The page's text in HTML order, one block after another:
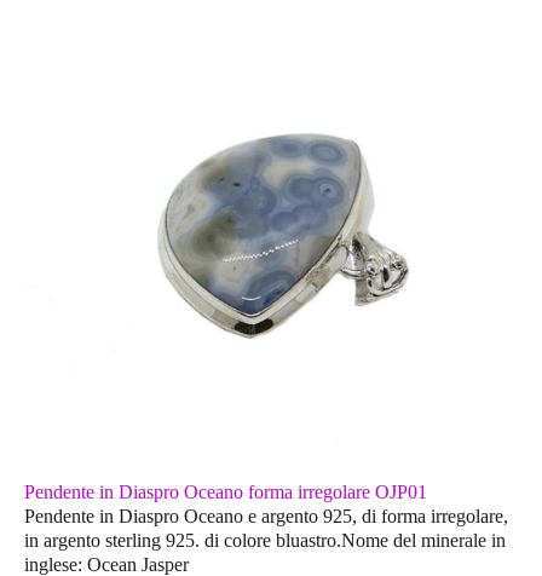
Pendente in Diaspro Oceano forma irregolare OJP01
Pendente in Diaspro Oceano e argento 925, di forma irregolare,
in argento sterling 925. di colore bluastro.Nome del minerale in
inglese: Ocean Jasper